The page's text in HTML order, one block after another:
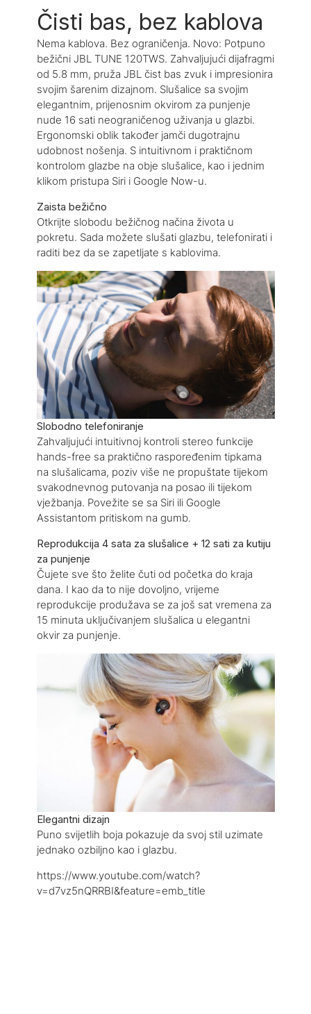
Čisti bas, bez kablova
Nema kablova. Bez ograničenja. Novo: Potpuno
bežični JBL TUNE 120TWS. Zahvaljujući dijafragmi
od 5.8 mm, pruža JBL čist bas zvuk i impresionira
svojim šarenim dizajnom. Slušalice sa svojim
elegantnim, prijenosnim okvirom za punjenje
nude 16 sati neograničenog uživanja u glazbi.
Ergonomski oblik također jamči dugotrajnu
udobnost nošenja. S intuitivnom i praktičnom
kontrolom glazbe na obje slušalice, kao i jednim
klikom pristupa Siri i Google Now-u.
Zaista bežično
Otkrijte slobodu bežičnog načina života u
pokretu. Sada možete slušati glazbu, telefonirati i
raditi bez da se zapetljate s kablovima.
Slobodno telefoniranje
Zahvaljujući intuitivnoj kontroli stereo funkcije
hands-free sa praktično raspoređenim tipkama
na slušalicama, poziv više ne propuštate tijekom
svakodnevnog putovanja na posao ili tijekom
vježbanja. Povežite se sa Siri ili Google
Assistantom pritiskom na gumb.
Reprodukcija 4 sata za slušalice + 12 sati za kutiju
za punjenje
Čujete sve što želite čuti od početka do kraja
dana. I kao da to nije dovoljno, vrijeme
reprodukcije produžava se za još sat vremena za
15 minuta uključivanjem slušalica u elegantni
okvir za punjenje.
Elegantni dizajn
Puno svijetlih boja pokazuje da svoj stil uzimate
jednako ozbiljno kao i glazbu.
https://www.youtube.com/watch?
v=d7vz5nQRRBI&feature=emb_title